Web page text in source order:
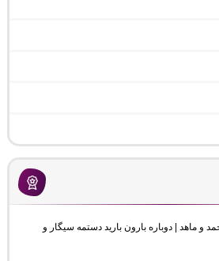
و ماهد | دوباره بارون بارید دستمه سیگار و